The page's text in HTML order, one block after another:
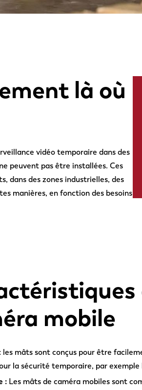
là où
vidéo temporaire dans des
peuvent pas être installées. Ces
dans des zones industrielles, des
manières, en fonction des besoins
mobile
: les mâts sont conçus pour être
la sécurité temporaire, par
: Les mâts de caméra mobiles sont